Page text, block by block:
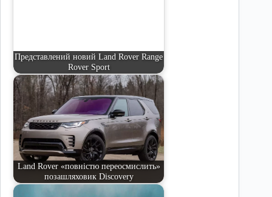
Представлений новий Land Rover Range
Rover Sport
Land Rover «повністю переосмислить»
позашляховик Discovery